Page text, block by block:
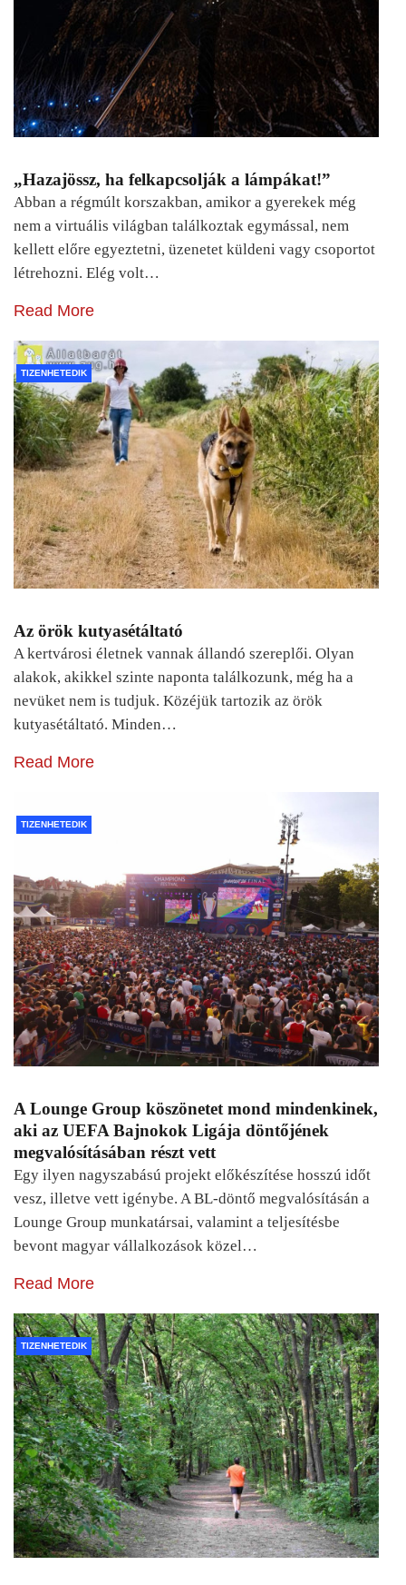
„Hazajössz, ha felkapcsolják a lámpákat!”
Abban a régmúlt korszakban, amikor a gyerekek még
nem a virtuális világban találkoztak egymással, nem
kellett előre egyeztetni, üzenetet küldeni vagy csoportot
létrehozni. Elég volt…
Read More
TIZENHETEDIK
Az örök kutyasétáltató
A kertvárosi életnek vannak állandó szereplői. Olyan
alakok, akikkel szinte naponta találkozunk, még ha a
nevüket nem is tudjuk. Közéjük tartozik az örök
kutyasétáltató. Minden…
Read More
TIZENHETEDIK
A Lounge Group köszönetet mond mindenkinek,
aki az UEFA Bajnokok Ligája döntőjének
megvalósításában részt vett
Egy ilyen nagyszabású projekt előkészítése hosszú időt
vesz, illetve vett igénybe. A BL-döntő megvalósításán a
Lounge Group munkatársai, valamint a teljesítésbe
bevont magyar vállalkozások közel…
Read More
TIZENHETEDIK